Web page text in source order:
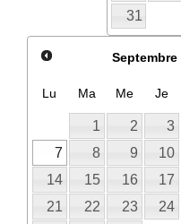
31
Septembre
Lu Ma Me Je
1 2 3
7
8 9 10
14
15 16 17
21
22 23 24